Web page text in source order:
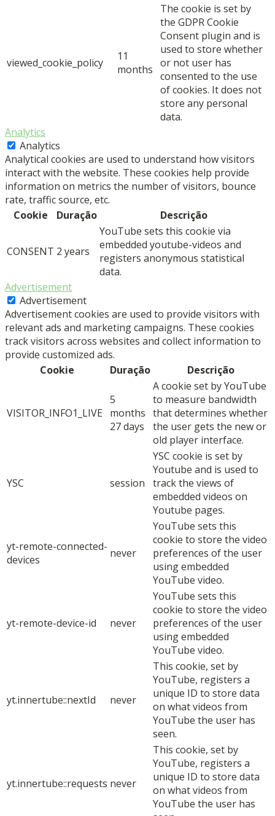
viewed_cookie_policy
11
months
The cookie is set by
the GDPR Cookie
Consent plugin and is
used to store whether
or not user has
consented to the use
of cookies. It does not
store any personal
data.
Analytics
Analytics
Analytical cookies are used to understand how visitors
interact with the website. These cookies help provide
information on metrics the number of visitors, bounce
rate, traffic source, etc.
Cookie
Duração Descrição
CONSENT 2 years
YouTube sets this cookie via
embedded youtube-videos and
registers anonymous statistical
data.
Advertisement
Advertisement
Advertisement cookies are used to provide visitors with
relevant ads and marketing campaigns. These cookies
track visitors across websites and collect information to
provide customized ads.
Cookie
Duração Descrição
VISITOR_INFO1_LIVE
5
months
27 days
A cookie set by YouTube
to measure bandwidth
that determines whether
the user gets the new or
old player interface.
YSC session
YSC cookie is set by
Youtube and is used to
track the views of
embedded videos on
Youtube pages.
yt-remote-connected-
devices
never
YouTube sets this
cookie to store the video
preferences of the user
using embedded
YouTube video.
yt-remote-device-id never
YouTube sets this
cookie to store the video
preferences of the user
using embedded
YouTube video.
yt.innertube::nextId never
This cookie, set by
YouTube, registers a
unique ID to store data
on what videos from
YouTube the user has
seen.
yt.innertube::requests never
This cookie, set by
YouTube, registers a
unique ID to store data
on what videos from
YouTube the user has